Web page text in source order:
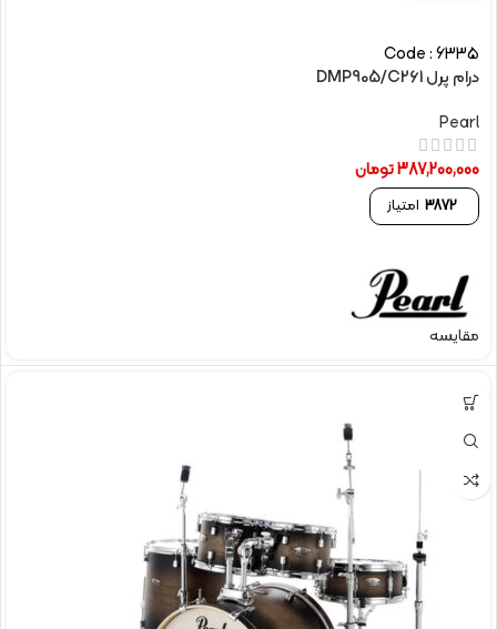
Code : 6335
درام پرل DMP905/C261
Pearl
387,200,000تومان
3872 امتیاز
مقایسه